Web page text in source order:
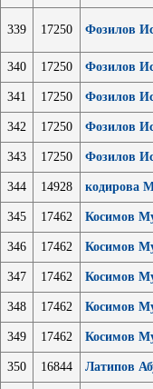
339 17250 Фозилов
340 17250 Фозилов
341 17250 Фозилов
342 17250 Фозилов
343 17250 Фозилов
344 14928 кодирова
345 17462 Косимов
346 17462 Косимов
347 17462 Косимов
348 17462 Косимов
349 17462 Косимов
350 16844 Латипов